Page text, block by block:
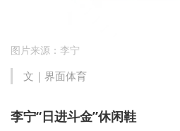
图片来源：李宁
文｜界面体育
李宁“日进斗金”休闲鞋